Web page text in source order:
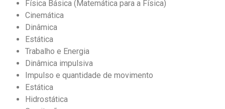
Física Básica (Matemática para a Física)
Cinemática
Dinâmica
Estática
Trabalho e Energia
Dinâmica impulsiva
Impulso e quantidade de movimento
Estática
Hidrostática